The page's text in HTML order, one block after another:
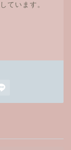
ています。